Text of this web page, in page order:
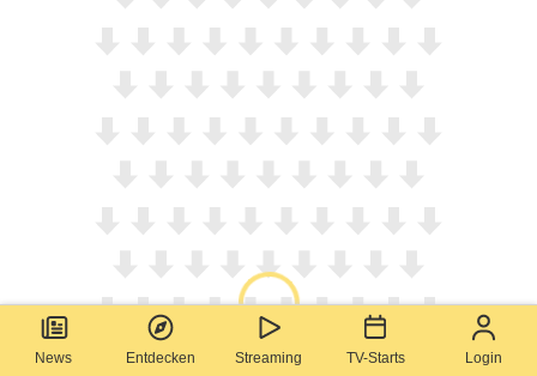
News Entdecken Streaming TV-Starts Login